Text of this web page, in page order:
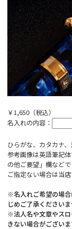
￥1,650（税込）
名入れの内容：
ひらがな、カタカナ
参考画像は英語筆記
の他ご要望」欄などで
ご指定ない場合は当
※名入れご希望の場
じめご了承くださいま
※法人名や文章やス
きない場合がござい